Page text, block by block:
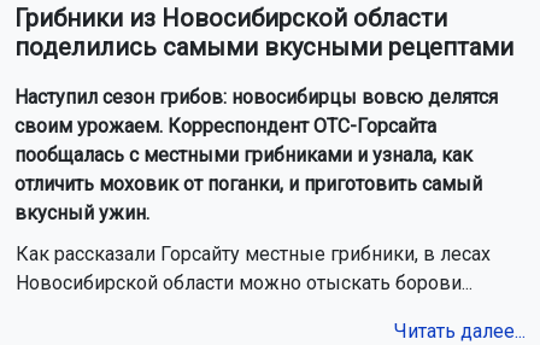
Грибники из Новосибирской области
поделились самыми вкусными рецептами
Наступил сезон грибов: новосибирцы вовсю делятся
своим урожаем. Корреспондент ОТС-Горсайта
пообщалась с местными грибниками и узнала, как
отличить моховик от поганки, и приготовить самый
вкусный ужин.
Как рассказали Горсайту местные грибники, в лесах
Новосибирской области можно отыскать борови...
Читать далее...